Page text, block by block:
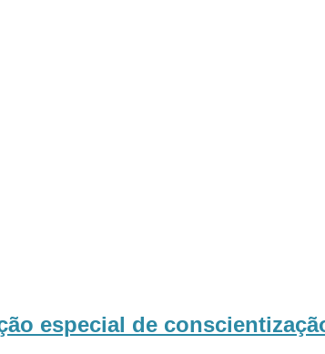
especial de